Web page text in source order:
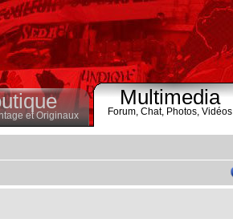
et Originaux
Multimedia
Forum, Chat, Photos, Vidéos